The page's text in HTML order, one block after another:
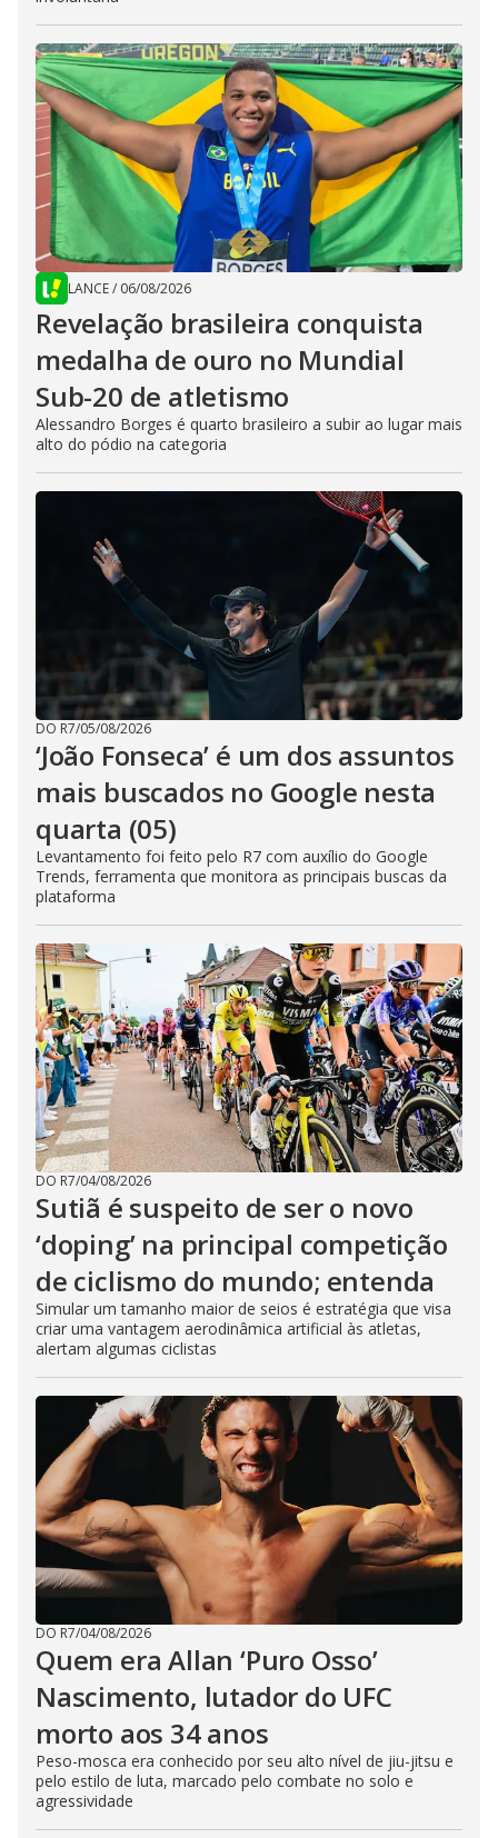
LANCE/ 06/08/2026
Revelação brasileira conquista
medalha de ouro no Mundial
Sub-20 de atletismo
Alessandro Borges é quarto brasileiro a subir ao lugar mais
alto do pódio na categoria
DO R7/05/08/2026
‘João Fonseca’ é um dos assuntos
mais buscados no Google nesta
quarta (05)
Levantamento foi feito pelo R7 com auxílio do Google
Trends, ferramenta que monitora as principais buscas da
plataforma
DO R7/04/08/2026
Sutiã é suspeito de ser o novo
‘doping’ na principal competição
de ciclismo do mundo; entenda
Simular um tamanho maior de seios é estratégia que visa
criar uma vantagem aerodinâmica artificial às atletas,
alertam algumas ciclistas
DO R7/04/08/2026
Quem era Allan ‘Puro Osso’
Nascimento, lutador do UFC
morto aos 34 anos
Peso-mosca era conhecido por seu alto nível de jiu-jitsu e
pelo estilo de luta, marcado pelo combate no solo e
agressividade